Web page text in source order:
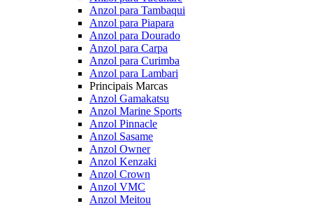
Anzol para Tambaqui
Anzol para Piapara
Anzol para Dourado
Anzol para Carpa
Anzol para Curimba
Anzol para Lambari
Principais Marcas
Anzol Gamakatsu
Anzol Marine Sports
Anzol Pinnacle
Anzol Sasame
Anzol Owner
Anzol Kenzaki
Anzol Crown
Anzol VMC
Anzol Meitou